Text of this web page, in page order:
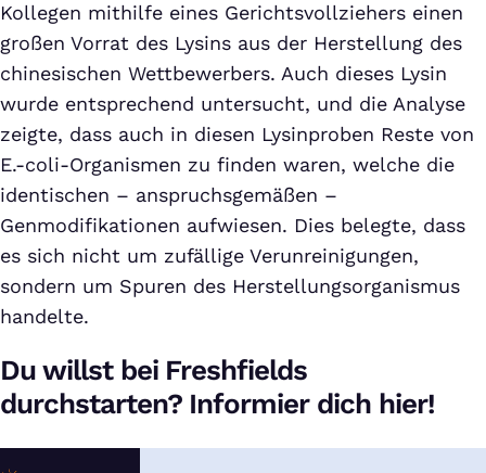
Kollegen mithilfe eines Gerichtsvollziehers einen
großen Vorrat des Lysins aus der Herstellung des
chinesischen Wettbewerbers. Auch dieses Lysin
wurde entsprechend untersucht, und die Analyse
zeigte, dass auch in diesen Lysinproben Reste von
E.-coli-Organismen zu finden waren, welche die
identischen – anspruchsgemäßen –
Genmodifikationen aufwiesen. Dies belegte, dass
es sich nicht um zufällige Verunreinigungen,
sondern um Spuren des Herstellungsorganismus
handelte.
Du willst bei Freshfields
durchstarten? Informier dich hier!